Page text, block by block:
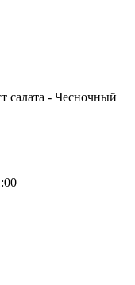
салата - Чесночный